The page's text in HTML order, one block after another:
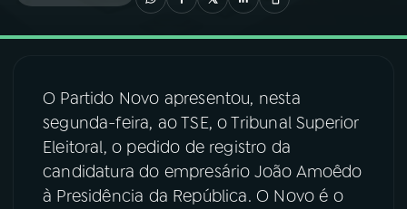
03PROGRAMAÇÃO
04PROGRAMAS
PODCASTS
O Partido Novo apresentou, nesta
segunda-feira, ao TSE, o Tribunal Superior
Eleitoral, o pedido de registro da
candidatura do empresário João Amoêdo
à Presidência da República. O Novo é o